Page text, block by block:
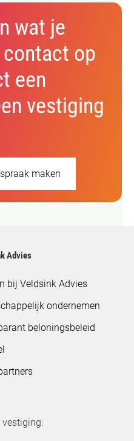
wat je
op
een
vestiging
maken
Advies
bij Veldsink Advies
ondernemen
beloningsbeleid